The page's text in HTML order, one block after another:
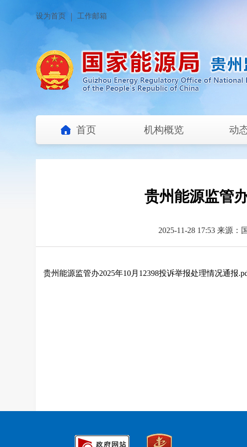
设为首页 工作邮箱
首页 机构概览 动
贵州能源监管
2025-11-28 17:53 来源：
贵州能源监管办2025年10月12398投诉举报处理情况通报